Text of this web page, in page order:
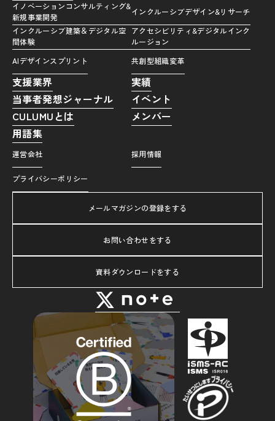
イノベーションコンサルティング&
新規事業開発
インクルーシブデザイン&リサーチ
インクルーシブ建築＆デジタル空
間体験
アクセシビリティ&デジタルインク
ルージョン
AIデザインスプリント
共創型組織変革
支援業界
実績
当事者発想ジャーナル
イベント
CULUMUとは
メンバー
用語集
運営会社 採用情報
プライバシーポリシー
メールマガジンの登録をする
お問い合わせをする
資料ダウンロードをする